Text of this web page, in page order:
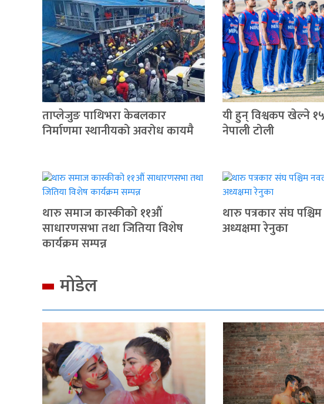
ताप्लेजुङ पाथिभरा केबलकार
निर्माणमा स्थानीयको अवरोध कायमै
यी हुन् विश्वकप खेल्ने
नेपाली टोली
थारु समाज कास्कीको ११औं
साधारणसभा तथा जितिया विशेष
कार्यक्रम सम्पन्न
थारु पत्रकार संघ
अध्यक्षमा रेनुका
मोडेल